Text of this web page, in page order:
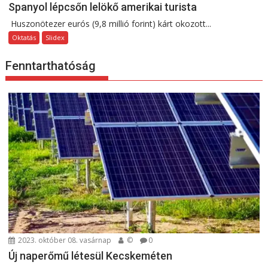
Spanyol lépcsőn lelökő amerikai turista
Huszonötezer eurós (9,8 millió forint) kárt okozott...
Oktatás Slidex
Fenntarthatóság
2023. október 08. vasárnap © 0
Új naperőmű létesül Kecskeméten